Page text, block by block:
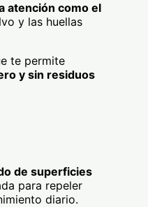
atención como el
y las huellas
te permite
y sin residuos
de superficies
para repeler
diario.